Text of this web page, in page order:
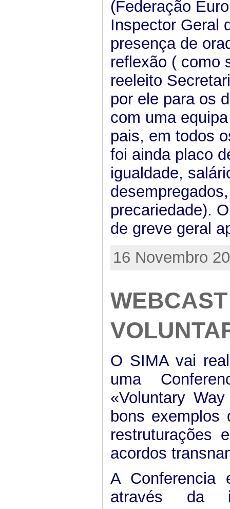
(Federação
Inspector Geral
presença de
reflexão ( como
reeleito
por ele para os
com uma
pais, em todos
foi ainda placo
igualdade,
precariedade).
de greve geral
16 Novembro
O SIMA vai
uma
«Voluntary
bons exemplos
restruturações
acordos
A Conferencia
através da